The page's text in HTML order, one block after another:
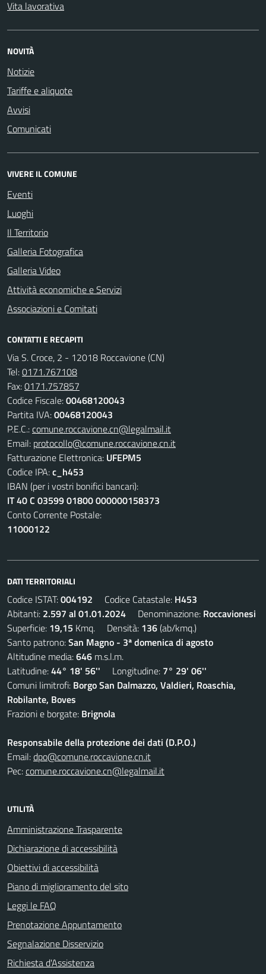
Vita lavorativa
NOVITÀ
Notizie
Tariffe e aliquote
Avvisi
Comunicati
VIVERE IL COMUNE
Eventi
Luoghi
Il Territorio
Galleria Fotografica
Galleria Video
Attività economiche e Servizi
Associazioni e Comitati
CONTATTI E RECAPITI
Via S. Croce, 2 - 12018 Roccavione (CN)
Tel:0171.767108
Fax:0171.757857
Codice Fiscale:00468120043
Partita IVA:00468120043
P.E.C.:comune.roccavione.cn@legalmail.it
Email: protocollo@comune.roccavione.cn.it
Fatturazione Elettronica: UFEPM5
Codice IPA:c_h453
IBAN (per i vostri bonifici bancari):
IT 40 C 03599 01800 000000158373
Conto Corrente Postale:
11000122
DATI TERRITORIALI
Codice ISTAT:004192 Codice Catastale: H453
Abitanti: 2.597 al 01.01.2024 Denominazione: Roccavionesi
Superficie: 19,15 Kmq. Densità: 136(ab/kmq.)
Santo patrono:San Magno - 3ª domenica di agosto
Altitudine media:646 m.s.l.m.
Latitudine:44° 18' 56'' Longitudine: 7° 29' 06''
Comuni limitrofi: Borgo San Dalmazzo, Valdieri, Roaschia,
Robilante, Boves
Frazioni e borgate: Brignola
Responsabile della protezione dei dati (D.P.O.)
Email:dpo@comune.roccavione.cn.it
Pec:comune.roccavione.cn@legalmail.it
UTILITÀ
Amministrazione Trasparente
Dichiarazione di accessibilità
Obiettivi di accessibilità
Piano di miglioramento del sito
Leggi le FAQ
Prenotazione Appuntamento
Segnalazione Disservizio
Richiesta d'Assistenza